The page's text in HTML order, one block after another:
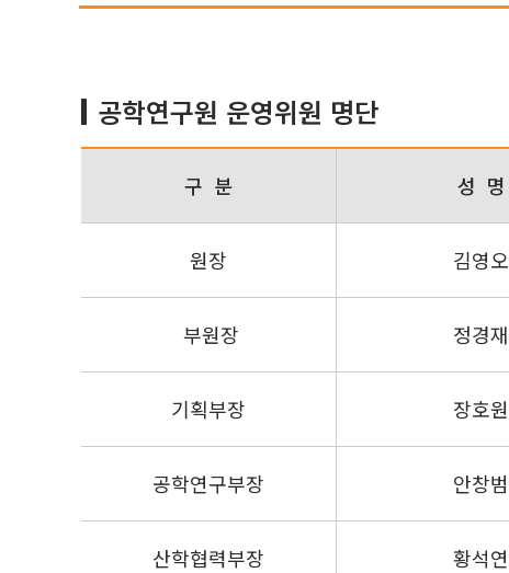
공학연구원 운영위원 명단
구 분 성 명
원장 김영오
부원장 정경재
기획부장 장호원
공학연구부장 안창범
산학협력부장 황석연